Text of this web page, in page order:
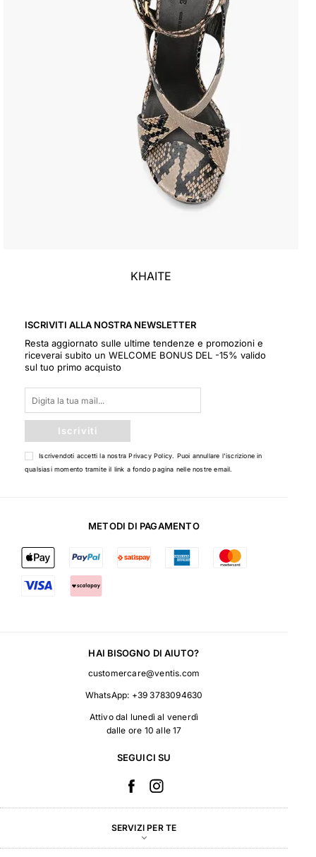
KHAITE
ISCRIVITI ALLA NOSTRA NEWSLETTER
Resta aggiornato sulle ultime tendenze e promozioni e
riceverai subito un WELCOME BONUS DEL -15% valido
sul tuo primo acquisto
Iscriviti
Iscrivendoti accetti la nostraPrivacy Policy. Puoi annullare l'iscrizione in
qualsiasi momento tramite il link a fondo pagina nelle nostre email.
METODI DI PAGAMENTO
HAI BISOGNO DI AIUTO?
customercare@ventis.com
WhatsApp: +39 3783094630
Attivo dal lunedì al venerdì
dalle ore 10 alle 17
SEGUICI SU
SERVIZI PER TE